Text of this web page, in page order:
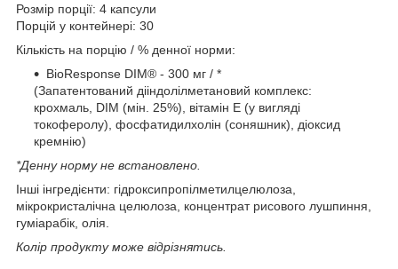
Розмір порції: 4 капсули
Порцій у контейнері: 30
Кількість на порцію / % денної норми:
BioResponse DIM® - 300 мг / *
(Запатентований дііндолілметановий комплекс:
крохмаль, DIM (мін. 25%), вітамін E (у вигляді
токоферолу), фосфатидилхолін (соняшник), діоксид
кремнію)
*Денну норму не встановлено.
Інші інгредієнти: гідроксипропілметилцелюлоза,
мікрокристалічна целюлоза, концентрат рисового лушпиння,
гуміарабік, олія.
Колір продукту може відрізнятись.